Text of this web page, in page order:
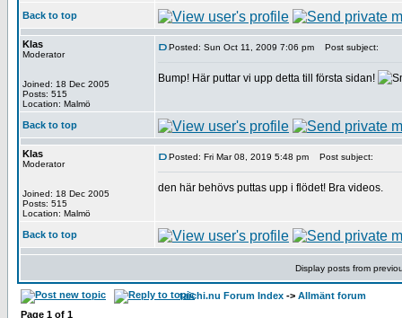
Back to top
Klas
Moderator
Joined: 18 Dec 2005
Posts: 515
Location: Malmö
Posted: Sun Oct 11, 2009 7:06 pm Post subject:
Bump! Här puttar vi upp detta till första sidan!
Back to top
Klas
Moderator
Joined: 18 Dec 2005
Posts: 515
Location: Malmö
Posted: Fri Mar 08, 2019 5:48 pm Post subject:
den här behövs puttas upp i flödet! Bra videos.
Back to top
Display posts from
taichi.nu Forum Index -> Allmänt forum
Page 1 of 1